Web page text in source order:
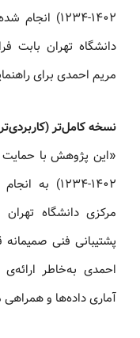
۱۴۰۲-۱۲۳۴)
دانشگاه تهران بابت
مریم احمدی برای
نسخه کامل‌تر
«این پژوهش با حمایت
۱۴۰۲-۱۲۳۴)
مرکزی دانشگاه
پشتیبانی فنی
احمدی به‌خاطر ارائه‌ی
آماری داده‌ها و